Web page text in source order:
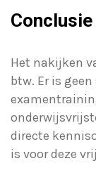
Conclusie
Het nakijken
btw. Er is
directe
is voor deze